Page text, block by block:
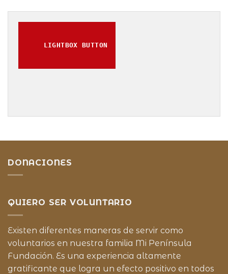
LIGHTBOX BUTTON
DONACIONES
QUIERO SER VOLUNTARIO
Existen diferentes maneras de servir como
voluntarios en nuestra familia Mi Península
Fundación. Es una experiencia altamente
gratificante que logra un efecto positivo en todos